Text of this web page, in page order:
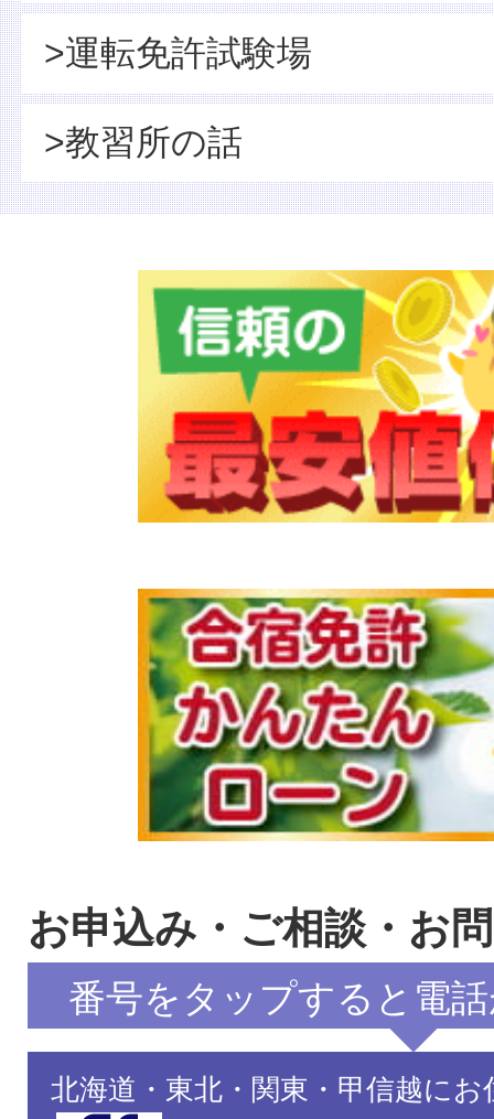
>運転免許試験場
>教習所の話
お申込み・ご相談・お
番号をタップすると電
北海道・東北・関東・甲信越に